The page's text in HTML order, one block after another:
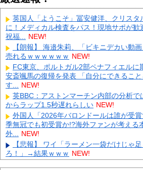
英国人「ようこそ」冨安健洋、クリスタ
に！メディカル検査をパス！現地サポが歓
祝福... NEW!
【朗報】 海邉朱莉、「ビキニデカい動
売れるｗｗｗｗｗｗ NEW!
FC東京、ポルトガル2部ペナフィエルに
安斎颯馬の復帰を発表 「自分にできるこ
す... NEW!
英BBC：アストンマーチン内部の分析で
からラップ1.5秒遅れらしい NEW!
外国人「2026年バロンドールは誰が受
季無冠でも初受賞か!?海外ファンが考える
外... NEW!
【悲報】 ワイ「ラーメン一袋だけじゃ
ろ！」→結果ｗｗｗ NEW!